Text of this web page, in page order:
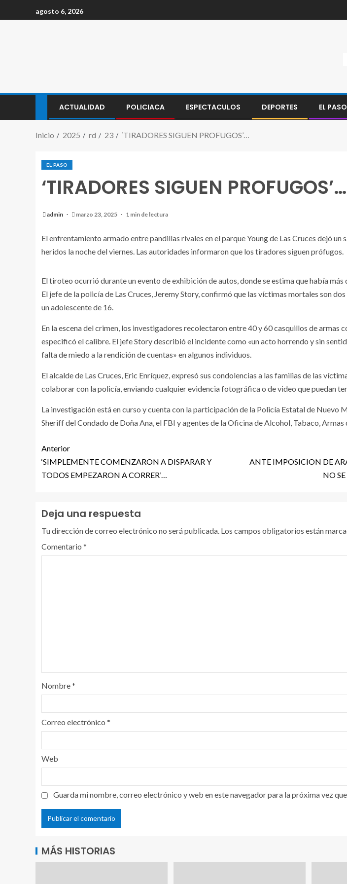
agosto 6, 2026
ACTUALIDAD POLICIACA ESPECTACULOS DEPORTES EL PASO
Inicio 2025 rd 23 ‘TIRADORES SIGUEN PROFUGOS’…
EL PASO
‘TIRADORES SIGUEN PROFUGOS’…
admin marzo 23, 2025 1 min de lectura
El enfrentamiento armado entre pandillas rivales en el parque Young de Las Cruces dejó un
heridos la noche del viernes. Las autoridades informaron que los tiradores siguen prófugos.
El tiroteo ocurrió durante un evento de exhibición de autos, donde se estima que había más
El jefe de la policía de Las Cruces, Jeremy Story, confirmó que las víctimas mortales son
un adolescente de 16.
En la escena del crimen, los investigadores recolectaron entre 40 y 60 casquillos de armas
especificó el calibre. El jefe Story describió el incidente como «un acto horrendo y sin
falta de miedo a la rendición de cuentas» en algunos individuos.
El alcalde de Las Cruces, Eric Enríquez, expresó sus condolencias a las familias de las
colaborar con la policía, enviando cualquier evidencia fotográfica o de video que puedan
La investigación está en curso y cuenta con la participación de la Policía Estatal de Nuevo
Sheriff del Condado de Doña Ana, el FBI y agentes de la Oficina de Alcohol, Tabaco, Armas
Anterior
‘SIMPLEMENTE COMENZARON A DISPARAR Y
TODOS EMPEZARON A CORRER’…
ANTE IMPOSICION DE
NO
Deja una respuesta
Tu dirección de correo electrónico no será publicada. Los campos obligatorios están
Comentario *
Nombre*
Correo electrónico *
Web
Guarda mi nombre, correo electrónico y web en este navegador para la próxima vez
MÁS HISTORIAS